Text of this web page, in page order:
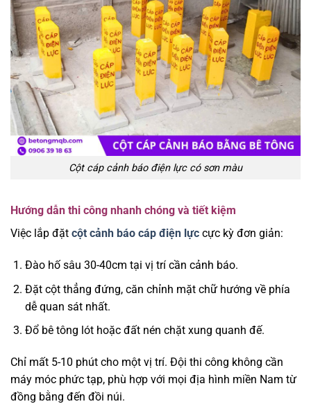
Cột cáp cảnh báo điện lực có sơn màu
Hướng dẫn thi công nhanh chóng và tiết kiệm
Việc lắp đặt cột cảnh báo cáp điện lực cực kỳ đơn giản:
Đào hố sâu 30-40cm tại vị trí cần cảnh báo.
Đặt cột thẳng đứng, căn chỉnh mặt chữ hướng về phía
dễ quan sát nhất.
Đổ bê tông lót hoặc đất nén chặt xung quanh đế.
Chỉ mất 5-10 phút cho một vị trí. Đội thi công không cần
máy móc phức tạp, phù hợp với mọi địa hình miền Nam từ
đồng bằng đến đồi núi.